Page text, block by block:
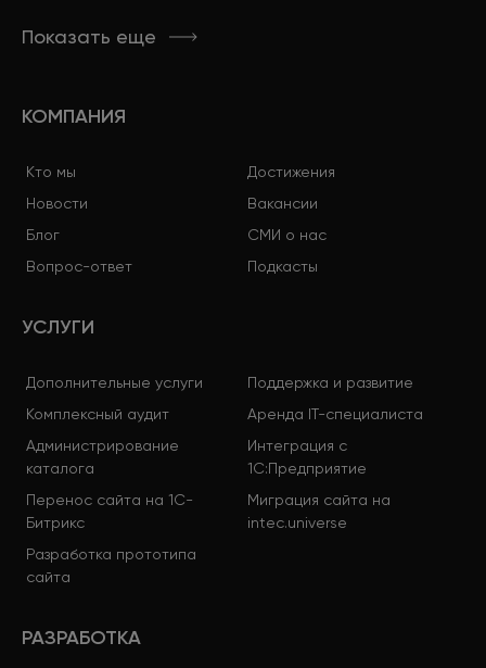
Показать еще
КОМПАНИЯ
Кто мы
Достижения
Новости
Вакансии
Блог
СМИ о нас
Вопрос-ответ
Подкасты
УСЛУГИ
Дополнительные услуги
Поддержка и развитие
Комплексный аудит
Аренда IT-специалиста
Администрирование
каталога
Интеграция с
1С:Предприятие
Перенос сайта на 1С-
Битрикс
Миграция сайта на
intec.universe
Разработка прототипа
сайта
РАЗРАБОТКА